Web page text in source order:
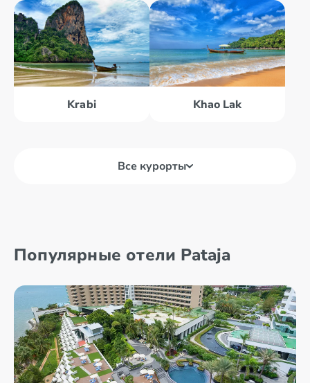
Krabi Khao Lak
Все курорты
Kančanaburi Krabi
Популярные отели Pataja